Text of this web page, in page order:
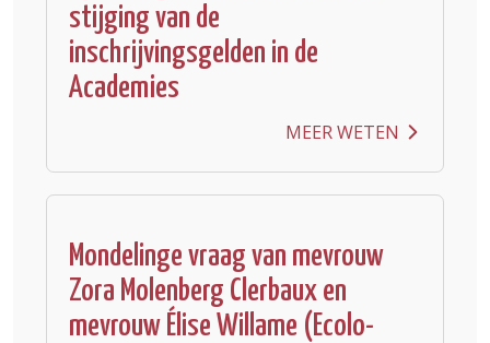
stijging van de
inschrijvingsgelden in de
Academies
MEER WETEN
Mondelinge vraag van mevrouw
Zora Molenberg Clerbaux en
mevrouw Élise Willame (Ecolo-